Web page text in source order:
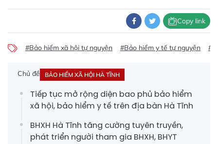
Copy link
#Bảo hiểm xã hội tự nguyện #Bảo hiểm y tế tự nguyện
Chủ đề BẢO HIỂM XÃ HỘI HÀ TĨNH
Tiếp tục mở rộng diện bao phủ bảo hiểm
xã hội, bảo hiểm y tế trên địa bàn Hà Tĩnh
BHXH Hà Tĩnh tăng cường tuyên truyền,
phát triển người tham gia BHXH, BHYT